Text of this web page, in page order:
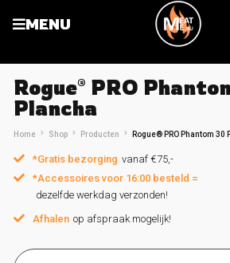
MENU
Rogue® PRO
Plancha
Home Shop Producten Rogue® PRO Phantom 30
*Gratis bezorging vanaf €75,-
*Accessoires voor 16:00 besteld =
dezelfde werkdag verzonden!
Afhalen op afspraak mogelijk!